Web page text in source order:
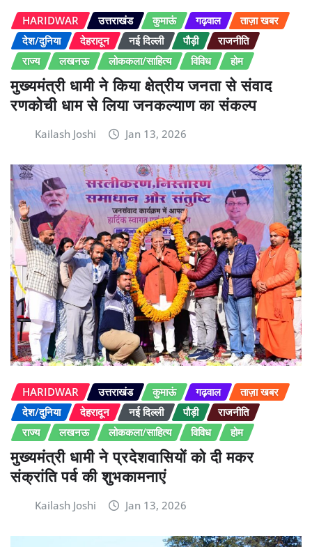
HARIDWAR उत्तराखंड कुमाऊं गढ़वाल
ताज़ा खबर
देश/दुनिया
देहरादून नई दिल्ली पौड़ी
राजनीति
राज्य
लखनऊ लोककला/साहित्य विविध होम
मुख्यमंत्री धामी ने किया क्षेत्रीय जनता से संवाद
रणकोची धाम से लिया जनकल्याण का संकल्प
Kailash Joshi Jan 13, 2026
HARIDWAR उत्तराखंड कुमाऊं गढ़वाल
ताज़ा खबर
देश/दुनिया
देहरादून नई दिल्ली पौड़ी
राजनीति
राज्य
लखनऊ लोककला/साहित्य विविध होम
मुख्यमंत्री धामी ने प्रदेशवासियों को दी मकर
संक्रांति पर्व की शुभकामनाएं
Kailash Joshi Jan 13, 2026